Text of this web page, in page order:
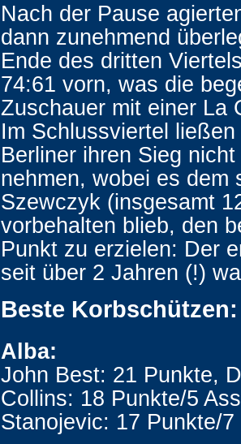
Nach der Pause
dann zunehmend
Ende des dritten
74:61 vorn, was die
Zuschauer mit einer La
Im Schlussviertel
Berliner ihren Sieg nicht
nehmen, wobei es dem
Szewczyk (insgesamt
vorbehalten blieb, den
Punkt zu erzielen: Der
seit über 2 Jahren (!)
Beste Korbschützen:
Alba:
John Best: 21 Punkte,
Collins: 18 Punkte/5
Stanojevic: 17 Punkte/